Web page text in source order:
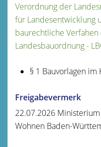
Verordnung der
für Landesentwicklung
baurechtliche
Landesbauordnung -
§ 1 Bauvorlagen
Freigabevermerk
22.07.2026
Wohnen Baden-